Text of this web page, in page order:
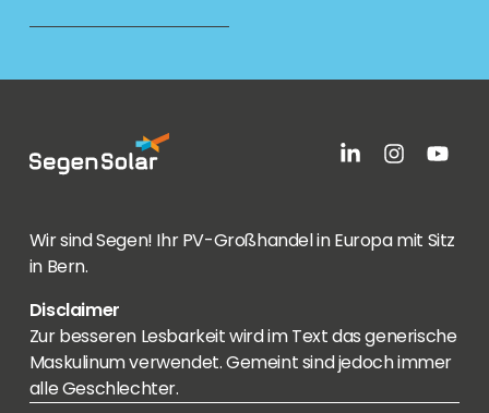
Wir sind Segen! Ihr PV-Großhandel in Europa mit Sitz
in Bern.
Disclaimer
Zur besseren Lesbarkeit wird im Text das generische
Maskulinum verwendet. Gemeint sind jedoch immer
alle Geschlechter.